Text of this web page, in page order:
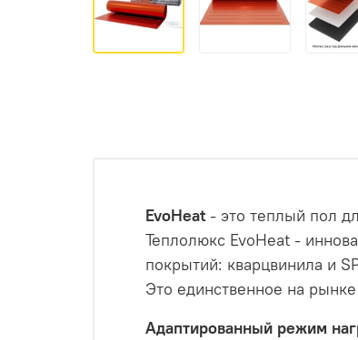
EvoHeat - это теплый пол
Теплолюкс EvoHeat -
покрытий: кварцвинила и
Это единственное на
Адаптированный режим